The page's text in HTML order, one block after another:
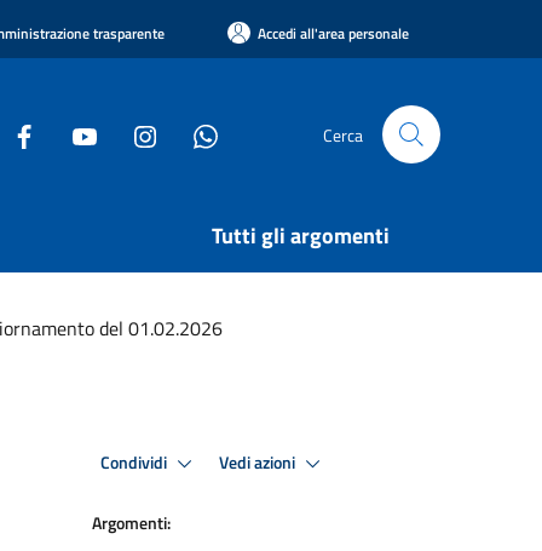
trasparente Accedi all'area personale
Cerca
Tutti gli argomenti
del 01.02.2026
Condividi Vedi azioni
Argomenti: